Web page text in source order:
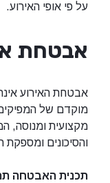
על פי אופי האירוע.
אבטחת
אבטחת האירוע
מוקדם של
מקצועית ומנוסה,
והסיכונים
תכנית האבטחה